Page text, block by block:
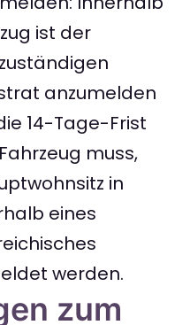
ist der
anzumelden
14-Tage-Frist
muss,
in
eines
werden.
zum